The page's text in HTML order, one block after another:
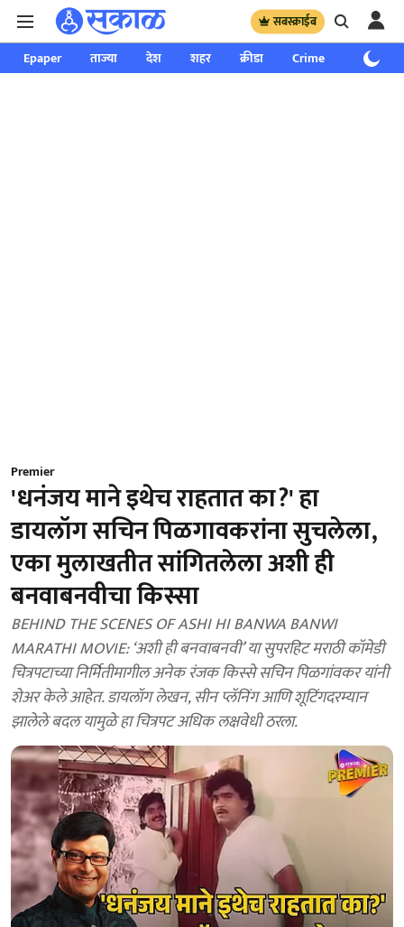
सबस्क्राईब
Epaper ताज्या देश शहर क्रीडा Crime साप्ताहिक
Premier
'धनंजय माने इथेच राहतात का?' हा
डायलॉग सचिन पिळगावकरांना सुचलेला,
एका मुलाखतीत सांगितलेला अशी ही
बनवाबनवीचा किस्सा
BEHIND THE SCENES OF ASHI HI BANWA BANWI
MARATHI MOVIE: ‘अशी ही बनवाबनवी’ या सुपरहिट मराठी कॉमेडी
चित्रपटाच्या निर्मितीमागील अनेक रंजक किस्से सचिन पिळगांवकर यांनी
शेअर केले आहेत. डायलॉग लेखन, सीन प्लॅनिंग आणि शूटिंगदरम्यान
झालेले बदल यामुळे हा चित्रपट अधिक लक्षवेधी ठरला.